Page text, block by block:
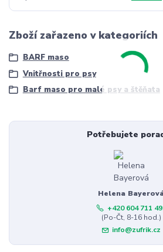
Zboží zařazeno v kategoriích
BARF maso
Vnitřnosti pro psy
Barf maso pro malé psy a štěňata
Potřebujete
Helena
+420 604 711
(Po-Čt, 8-16 hod.)
info@zufrik.cz